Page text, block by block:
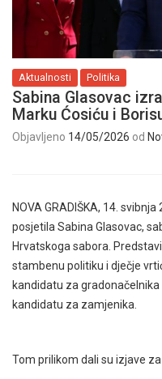
Aktualnosti Politika
Sabina Glasovac
Marku Ćosiću i
Objavljeno 14/05/2026 od
NOVA GRADIŠKA, 14.
posjetila Sabina Glasovac,
Hrvatskoga sabora.
stambenu politiku i dječje
kandidatu za gradonačelnika
kandidatu za zamjenika.
Tom prilikom dali su izjave